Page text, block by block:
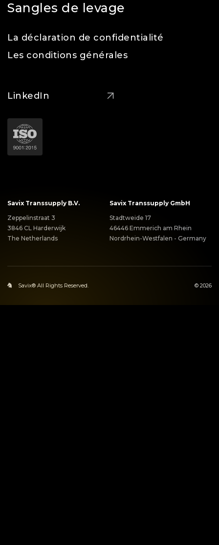
Sangles de levage
La déclaration de confidentialité
Les conditions générales
LinkedIn
Savix Transsupply B.V.
Zeppelinstraat 3
3846 CL Harderwijk
The Netherlands
Savix Transsupply GmbH
Stadtweide 17
46446 Emmerich am Rhein
Nordrhein-Westfalen - Germany
Savix® All Rights Reserved. © 2026